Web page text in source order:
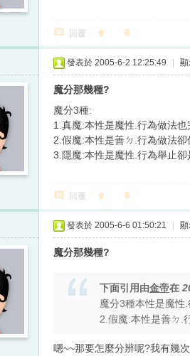
回覆
發表於 2005-6-2 12:25:49
魔分那幾種?
魔分3種:
1.真魔:本性是魔性.行為做法
2.假魔:本性是善ㄉ.行為做法
3.隱魔:本性是魔性.行為舉止
回覆
發表於 2005-6-6 01:50:21
魔分那幾種?
下面引用由金帝在
魔分3種本性是魔性
2.假魔:本性是善ㄉ.
嗯~~那要怎麼分辨呢?我有幾